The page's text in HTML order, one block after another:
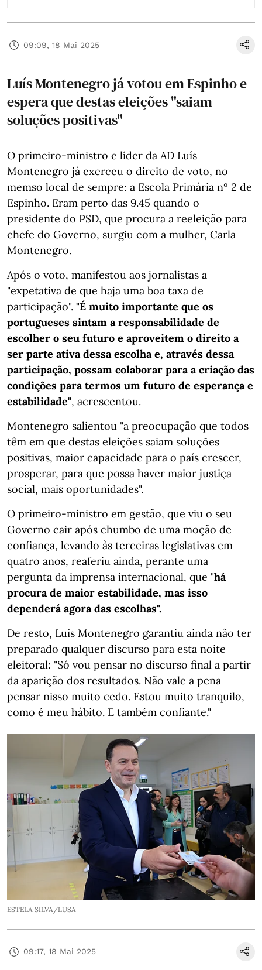
09:09, 18 Mai 2025
Luís Montenegro já votou em Espinho e
espera que destas eleições "saiam
soluções positivas"
O primeiro-ministro e líder da AD Luís
Montenegro já exerceu o direito de voto, no
memso local de sempre: a Escola Primária nº 2 de
Espinho. Eram perto das 9.45 quando o
presidente do PSD, que procura a reeleição para
chefe do Governo, surgiu com a mulher, Carla
Montenegro.
Após o voto, manifestou aos jornalistas a
"expetativa de que haja uma boa taxa de
participação". "É muito importante que os
portugueses sintam a responsabilidade de
escolher o seu futuro e aproveitem o direito a
ser parte ativa dessa escolha e, através dessa
participação, possam colaborar para a criação das
condições para termos um futuro de esperança e
estabilidade", acrescentou.
Montenegro salientou "a preocupação que todos
têm em que destas eleições saiam soluções
positivas, maior capacidade para o país crescer,
prosperar, para que possa haver maior justiça
social, mais oportunidades".
O primeiro-ministro em gestão, que viu o seu
Governo cair após chumbo de uma moção de
confiança, levando às terceiras legislativas em
quatro anos, reaferiu ainda, perante uma
pergunta da imprensa internacional, que "há
procura de maior estabilidade, mas isso
dependerá agora das escolhas".
De resto, Luís Montenegro garantiu ainda não ter
preparado qualquer discurso para esta noite
eleitoral: "Só vou pensar no discurso final a partir
da aparição dos resultados. Não vale a pena
pensar nisso muito cedo. Estou muito tranquilo,
como é meu hábito. E também confiante."
ESTELA SILVA/LUSA
09:17, 18 Mai 2025